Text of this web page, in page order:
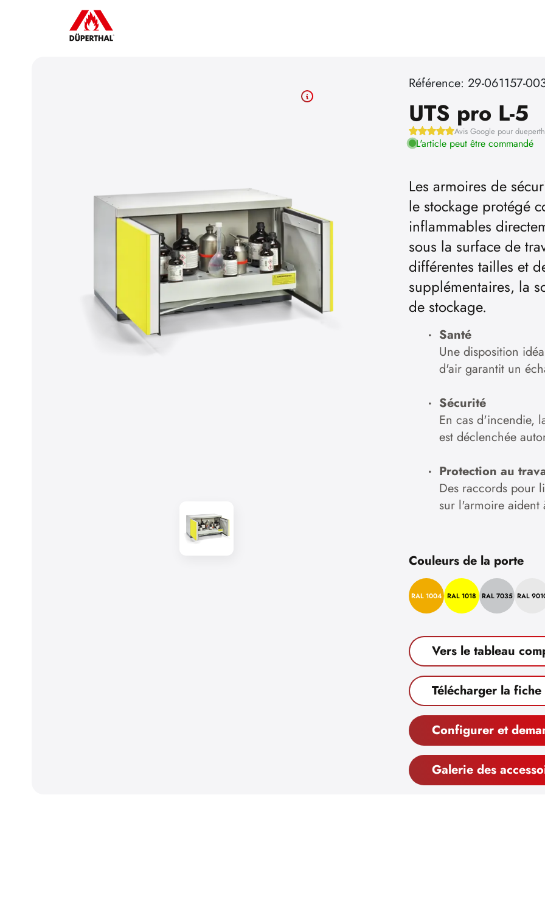
Référence: 29-061157-
UTS pro L-5
Avis Google pour
L'article peut être commandé
Les armoires de
le stockage protégé
inflammables
sous la surface de
différentes tailles et
supplémentaires, la
de stockage.
Santé
Une disposition
d'air garantit un
Sécurité
En cas d'incendie,
est déclenchée
Protection au
Des raccords pour
sur l'armoire
Couleurs de la porte
RAL 1004 RAL 1018 RAL 7035 RAL
Vers le tableau
Télécharger la
Configurer et
Galerie des